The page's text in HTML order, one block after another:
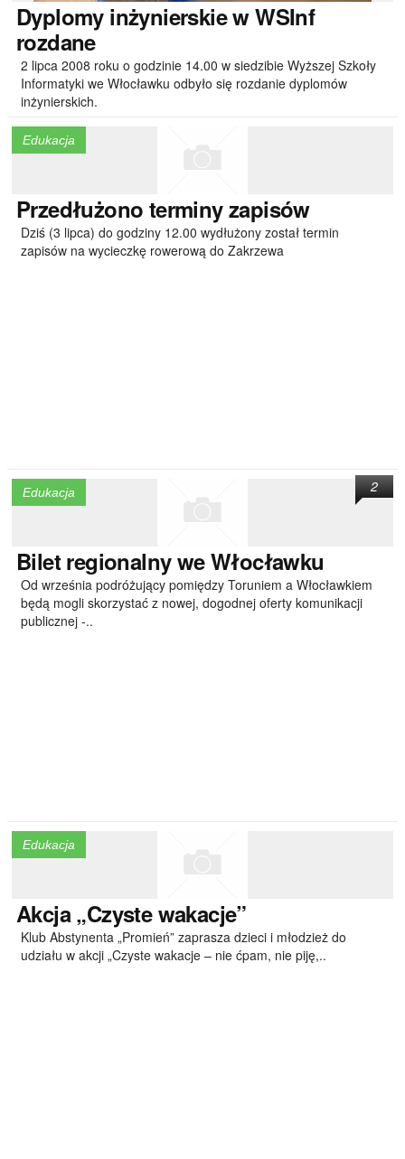
Dyplomyinżynierskie w WSInf
rozdane
2 lipca 2008 roku o godzinie 14.00 w siedzibie Wyższej Szkoły
Informatyki we Włocławku odbyło się rozdanie dyplomów
inżynierskich.
Edukacja
Przedłużono terminy zapisów
Dziś (3 lipca) do godziny 12.00 wydłużony został termin
zapisów na wycieczkę rowerową do Zakrzewa
Edukacja
Biletregionalny we Włocławku
Od września podróżujący pomiędzy Toruniem a Włocławkiem
będą mogli skorzystać z nowej, dogodnej oferty komunikacji
publicznej -..
2
Edukacja
Akcja„Czyste wakacje”
Klub Abstynenta „Promień” zaprasza dzieci i młodzież do
udziału w akcji „Czyste wakacje – nie ćpam, nie piję,..